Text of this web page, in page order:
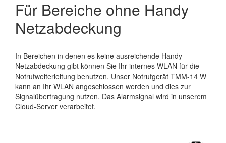
Für Bereiche ohne Handy
Netzabdeckung
In Bereichen in denen es keine ausreichende Handy
Netzabdeckung gibt können Sie Ihr internes WLAN für die
Notrufweiterleitung benutzen. Unser Notrufgerät TMM-14 W
kann an Ihr WLAN angeschlossen werden und dies zur
Signalübertragung nutzen. Das Alarmsignal wird in unserem
Cloud-Server verarbeitet.